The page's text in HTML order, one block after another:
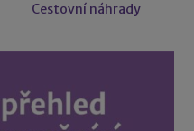
Cestovní náhrady